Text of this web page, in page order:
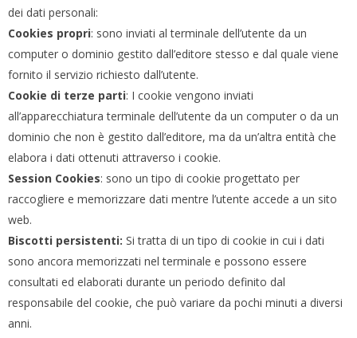
dei dati personali:
Cookies propri: sono inviati al terminale dell’utente da un
computer o dominio gestito dall’editore stesso e dal quale viene
fornito il servizio richiesto dall’utente.
Cookie di terze parti: I cookie vengono inviati
all’apparecchiatura terminale dell’utente da un computer o da un
dominio che non è gestito dall’editore, ma da un’altra entità che
elabora i dati ottenuti attraverso i cookie.
Session Cookies: sono un tipo di cookie progettato per
raccogliere e memorizzare dati mentre l’utente accede a un sito
web.
Biscotti persistenti: Si tratta di un tipo di cookie in cui i dati
sono ancora memorizzati nel terminale e possono essere
consultati ed elaborati durante un periodo definito dal
responsabile del cookie, che può variare da pochi minuti a diversi
anni.